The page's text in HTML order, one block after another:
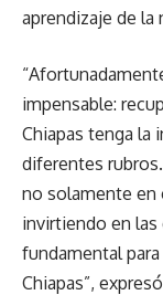
aprendizaje de la
impensable:
Chiapas tenga la
diferentes
no solamente en
invirtiendo en las
fundamental
Chiapas”,